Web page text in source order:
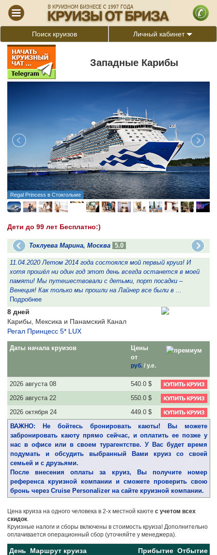
Поиск круизов Личный кабинет
Западные Карибы
Regal Princess в Стокгольме
Дети до 99 лет Бесплатно:)
Токлуева Марина, Москва 5.0
11.04.2020 Летом 2014 года состоялся мой первый круиз! И
хотя прошёл ни один год этот день всегда останется в моей
памяти! Мы путешествовали с детьми, порт посадки –
Венеция! Как только мы прошли на Лайнер все были в ...
Подробнее
8 дней
Карибы, Мексика и Панамский Канал
Регал Принцесс 5* LUX
Даты начала круизов
Цены
от
руб. / у.е.
2026 августа 08
540.0 $
2026 августа 22
550.0 $
2026 октября 24
449.0 $
ВАЖНО: Не бойтесь бронировать каюты! Вы можете
забронировать каюту прямо сейчас, и оплатить ее позже у
нас в офисе или в своем турагентстве. У Вас будет время
подумать и обсудить выбранный Вами круиз со своей
семьей и с друзьями.
После внесения оплаты за круиз, Вы получите номер
референса круизной компании и сможете проверить свою
бронь через Cruise Personalizer на сайте круизной компании.
Цена круиза на одного человека в 2-х местной каюте с учетом всех
скидок
Круизные налоги и сборы включены в стоимость круиза! Дополнительно
оплачивается операционный сбор (уточняйте у менеджера).
День Маршрут круиза Прибытие Отбытие